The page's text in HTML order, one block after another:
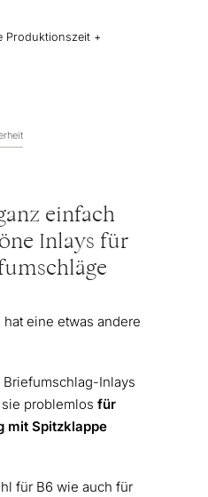
Produktionszeit +
einfach
Inlays für
eine etwas andere
Inlays
problemlos für
mit Spitzklappe
für B6 wie auch für